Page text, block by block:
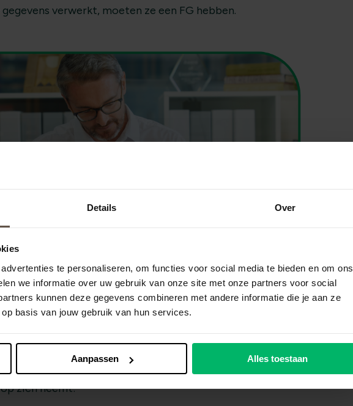
Details Over
te personaliseren, om functies voor social media te bieden en om ons
we informatie over uw gebruik van onze site met onze partners voor social
kunnen deze gegevens combineren met andere informatie die je aan ze
basis van jouw gebruik van hun services.
Aanpassen Alles toestaan
verwerkt, moeten ze een FG hebben.
Gegevensbescherming zijn?
organisatie verplicht is om een FG aan te stellen, laten we eens
De AVG stelt enkele specifieke vereisten aan de persoon of
zich neemt: